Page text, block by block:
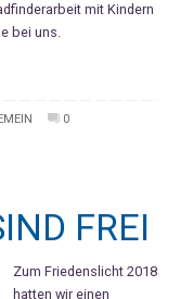
mit Kindern
bei uns.
0
FREI
Zum Friedenslicht 2018
hatten wir einen